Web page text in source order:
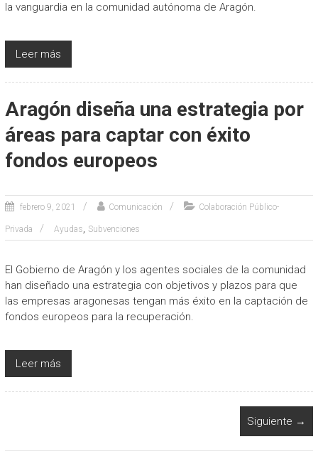
la vanguardia en la comunidad autónoma de Aragón.
Leer más
Aragón diseña una estrategia por
áreas para captar con éxito
fondos europeos
febrero 9, 2021 Comunicación Colaboración Público-
Privada Ayudas, Subvenciones
El Gobierno de Aragón y los agentes sociales de la comunidad
han diseñado una estrategia con objetivos y plazos para que
las empresas aragonesas tengan más éxito en la captación de
fondos europeos para la recuperación.
Leer más
Siguiente →